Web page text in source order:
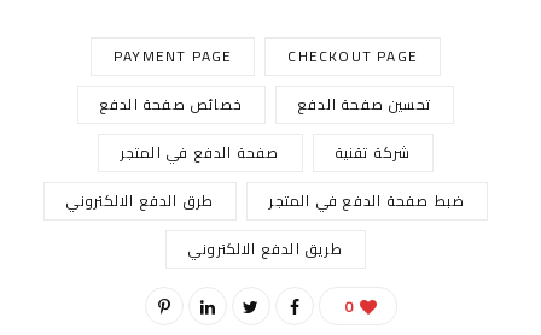
CHECKOUT PAGE
PAYMENT PAGE
تحسين صفحة الدفع
خصائص صفحة الدفع
شركة تقنية
صفحة الدفع في المتجر
ضبط صفحة الدفع في المتجر
طرق الدفع الالكتروني
طريق الدفع الالكتروني
0